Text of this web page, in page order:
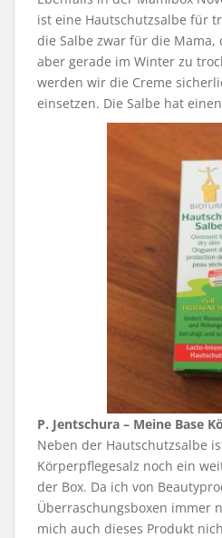
ist eine Hautschutzsalbe für
die Salbe zwar für die Mama,
aber gerade im Winter zu
werden wir die Creme
einsetzen. Die Salbe hat
P. Jentschura – Meine Base
Neben der Hautschutzsalbe
Körperpflegesalz noch ein
der Box. Da ich von
Überraschungsboxen immer
mich auch dieses Produkt